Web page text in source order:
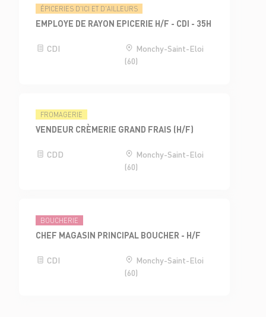
ÉPICERIES D'ICI ET D'AILLEURS
EMPLOYE DE RAYON EPICERIE H/F - CDI - 35H
CDI
Monchy-Saint-Eloi
(60)
FROMAGERIE
VENDEUR CRÈMERIE GRAND FRAIS (H/F)
CDD
Monchy-Saint-Eloi
(60)
BOUCHERIE
CHEF MAGASIN PRINCIPAL BOUCHER - H/F
CDI
Monchy-Saint-Eloi
(60)